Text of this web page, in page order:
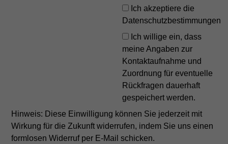
Ich akzeptiere die
Datenschutzbestimmungen
Ich willige ein, dass
meine Angaben zur
Kontaktaufnahme und
Zuordnung für eventuelle
Rückfragen dauerhaft
gespeichert werden.
Hinweis: Diese Einwilligung können Sie jederzeit mit
Wirkung für die Zukunft widerrufen, indem Sie uns einen
formlosen Widerruf per E-Mail schicken.